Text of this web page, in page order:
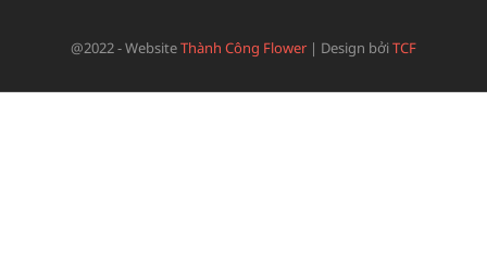
@2022 - WebsiteThành Công Flower | Design bởiTCF